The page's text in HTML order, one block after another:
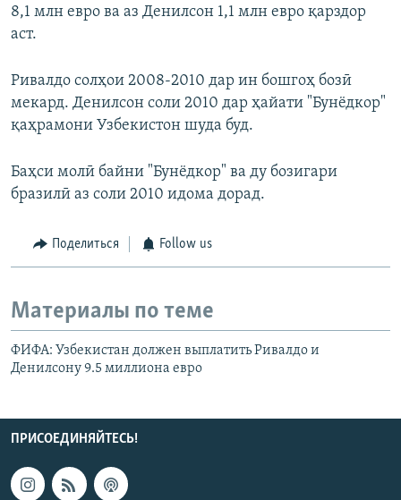
8,1 млн евро ва аз Денилсон 1,1 млн евро қарздор
аст.
Ривалдо солҳои 2008-2010 дар ин бошгоҳ бозӣ
мекард. Денилсон соли 2010 дар ҳайати "Бунёдкор"
қаҳрамони Узбекистон шуда буд.
Баҳси молӣ байни "Бунёдкор" ва ду бозигари
бразилӣ аз соли 2010 идома дорад.
Поделиться Follow us
Материалы по теме
ФИФА: Узбекистан должен выплатить Ривалдо и
Денилсону 9.5 миллиона евро
ПРИСОЕДИНЯЙТЕСЬ!